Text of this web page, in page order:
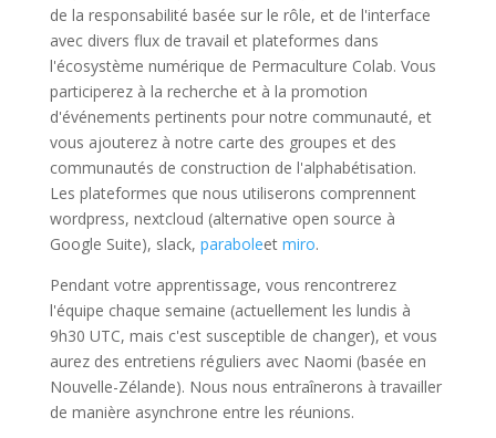
de la responsabilité basée sur le rôle, et de l'interface
avec divers flux de travail et plateformes dans
l'écosystème numérique de Permaculture Colab. Vous
participerez à la recherche et à la promotion
d'événements pertinents pour notre communauté, et
vous ajouterez à notre carte des groupes et des
communautés de construction de l'alphabétisation.
Les plateformes que nous utiliserons comprennent
wordpress, nextcloud (alternative open source à
Google Suite), slack, paraboleet miro.
Pendant votre apprentissage, vous rencontrerez
l'équipe chaque semaine (actuellement les lundis à
9h30 UTC, mais c'est susceptible de changer), et vous
aurez des entretiens réguliers avec Naomi (basée en
Nouvelle-Zélande). Nous nous entraînerons à travailler
de manière asynchrone entre les réunions.